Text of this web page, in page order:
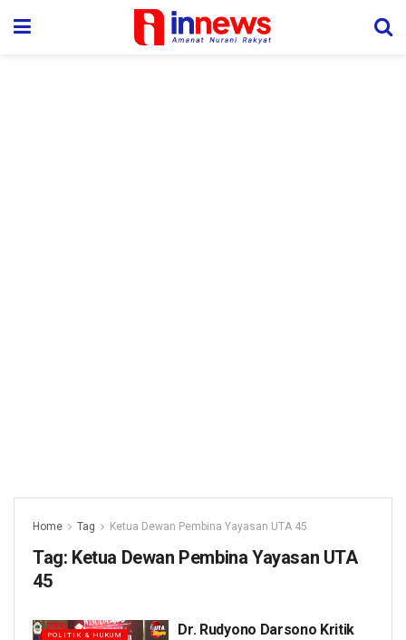
Home Tag Ketua Dewan Pembina Yayasan UTA 45
Tag: Ketua Dewan Pembina Yayasan UTA
45
POLITIK & HUKUM
Dr. Rudyono Darsono Kritik